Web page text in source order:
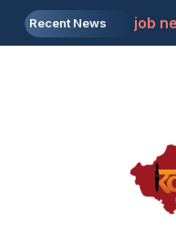
Recent News
job